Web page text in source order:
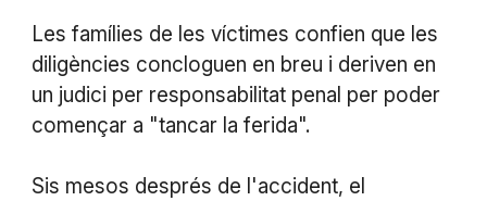
Les famílies de les víctimes confien que les
diligències concloguen en breu i deriven en
un judici per responsabilitat penal per poder
començar a "tancar la ferida".
Sis mesos després de l'accident, el